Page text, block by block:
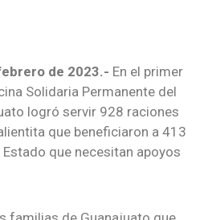
de 2023.- En el primer
Solidaria Permanente del
logró servir 928 raciones
que beneficiaron a 413
que necesitan apoyos